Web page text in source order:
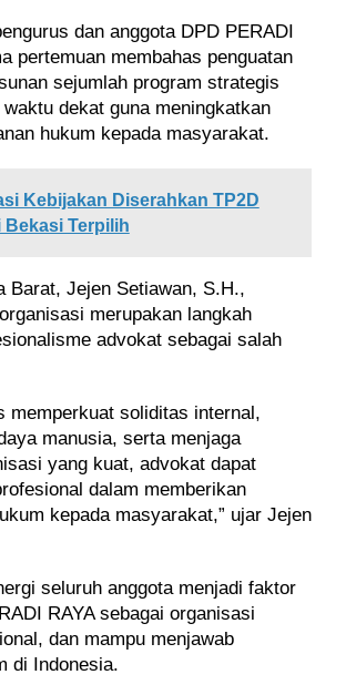
dan anggota DPD PERADI
pertemuan membahas penguatan
sejumlah program strategis
dekat guna meningkatkan
hukum kepada masyarakat.
Kebijakan Diserahkan TP2D
Bekasi Terpilih
Barat, Jejen Setiawan, S.H.,
merupakan langkah
advokat sebagai salah
memperkuat soliditas internal,
manusia, serta menjaga
yang kuat, advokat dapat
dalam memberikan
kepada masyarakat,” ujar Jejen
seluruh anggota menjadi faktor
RAYA sebagai organisasi
dan mampu menjawab
di Indonesia.